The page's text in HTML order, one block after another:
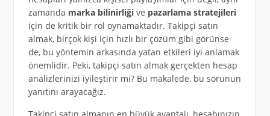
zamanda marka bilinirliğive pazarlama stratejileri
için de kritik bir rol oynamaktadır. Takipçi satın
almak, birçok kişi için hızlı bir çözüm gibi görünse
de, bu yöntemin arkasında yatan etkileri iyi anlamak
önemlidir. Peki, takipçi satın almak gerçekten hesap
analizlerinizi iyileştirir mi? Bu makalede, bu sorunun
yanıtını arayacağız.